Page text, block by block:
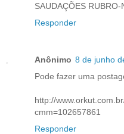
SAUDAÇÕES RUBRO-
Responder
Anônimo 8 de junho
Pode fazer uma
http://
cmm=102657861
Responder